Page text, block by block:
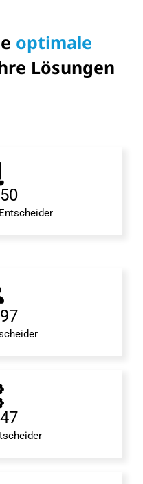
optimale
Lösungen